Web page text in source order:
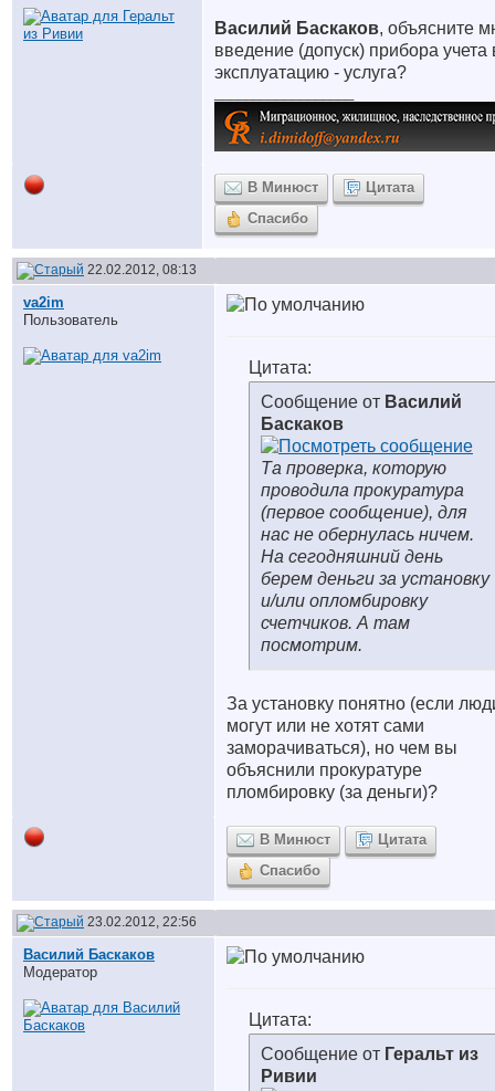
Василий Баскаков, объясните
введение (допуск) прибора учета
эксплуатацию - услуга?
В Минюст
Цитата
Спасибо
22.02.2012, 08:13
va2im
Пользователь
Цитата:
Сообщение от Василий
Баскаков
Та проверка, которую
проводила прокуратура
(первое сообщение), для
нас не обернулась ничем.
На сегодняшний день
берем деньги за установку
и/или опломбировку
счетчиков. А там
посмотрим.
За установку понятно (если
могут или не хотят сами
заморачиваться), но чем вы
объяснили прокуратуре
пломбировку (за деньги)?
В Минюст
Цитата
Спасибо
23.02.2012, 22:56
Василий Баскаков
Модератор
Цитата:
Сообщение от Геральт из
Ривии